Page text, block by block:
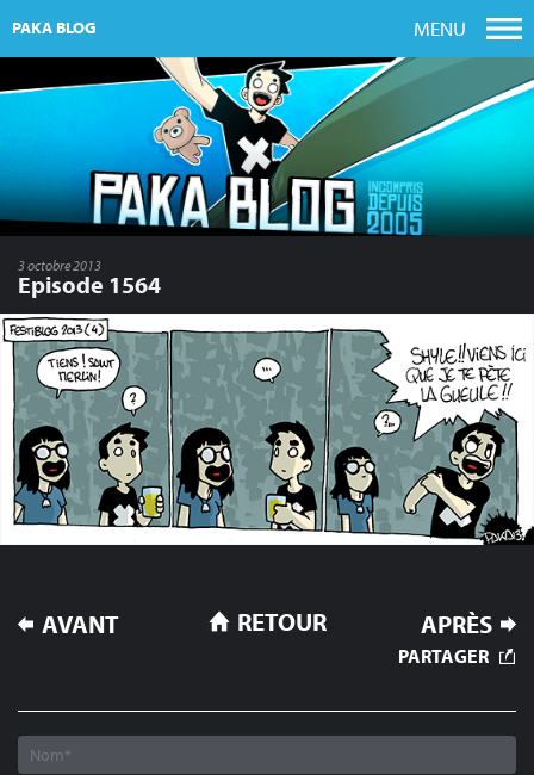
PAKA BLOG MENU
3 octobre 2013
Episode 1564
NAVIGATION
DE
AVANT APRÈS
RETOUR
PARTAGER